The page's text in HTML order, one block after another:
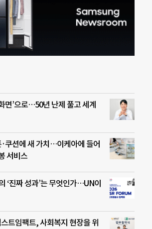
면’으로…50년 난제 풀고 세계
쿠션에 새 가치…이케아에 들어
서비스
‘진짜 성과’는 무엇인가…UN이
트임팩트, 사회복지 현장을 위